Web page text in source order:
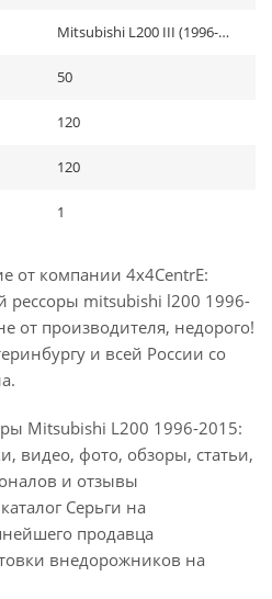
Mitsubishi L200 III (1996-2005), Mitsubishi L200 IV (2005-2015)
50
120
120
1
компании 4x4CentrE:
рессоры mitsubishi l200 1996-
от производителя, недорого!
и всей России со
Mitsubishi L200 1996-2015:
видео, фото, обзоры, статьи,
и отзывы
Серьги на
продавца
внедорожников на